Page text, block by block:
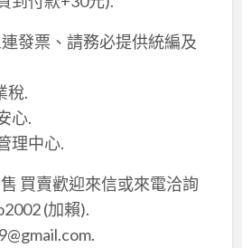
發票、請務必提供統編及
稅.
心.
理中心​.
買賣歡迎來信或來電洽詢
(加賴).